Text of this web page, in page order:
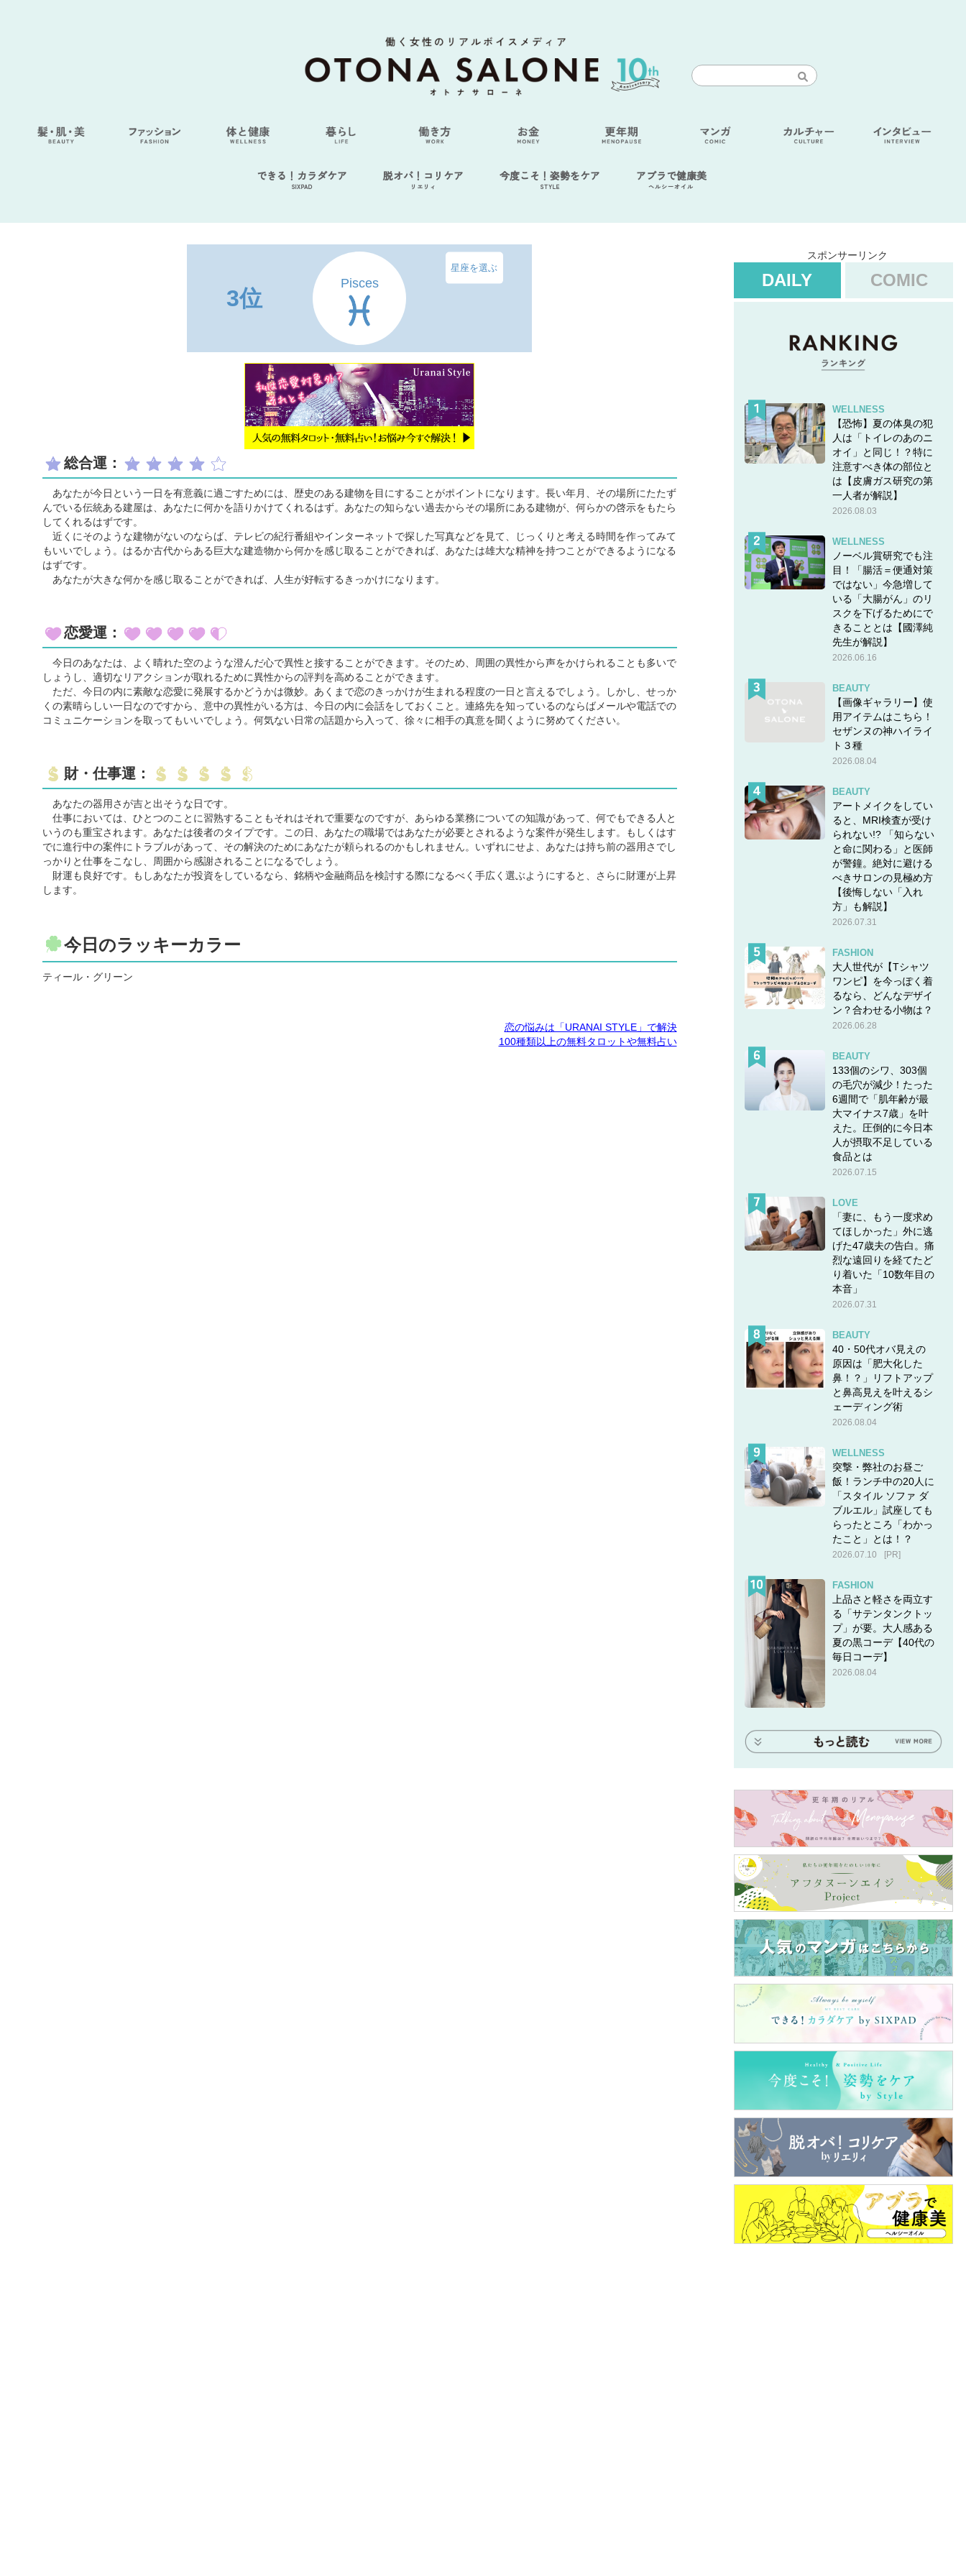
できる！カラダケア
SIXPAD
脱オバ！コリケア
リエリィ
今度こそ！姿勢をケア
STYLE
アブラで健康美
ヘルシーオイル
3位
Pisces
星座を選ぶ
総合運：
あなたが今日という一日を有意義に過ごすためには、歴史のある建物を目にすることがポイントになります。長い年月、その場所にたたず
んでいる伝統ある建屋は、あなたに何かを語りかけてくれるはず。あなたの知らない過去からその場所にある建物が、何らかの啓示をもたら
してくれるはずです。
近くにそのような建物がないのならば、テレビの紀行番組やインターネットで探した写真などを見て、じっくりと考える時間を作ってみて
もいいでしょう。はるか古代からある巨大な建造物から何かを感じ取ることができれば、あなたは雄大な精神を持つことができるようになる
はずです。
あなたが大きな何かを感じ取ることができれば、人生が好転するきっかけになります。
恋愛運：
今日のあなたは、よく晴れた空のような澄んだ心で異性と接することができます。そのため、周囲の異性から声をかけられることも多いで
しょうし、適切なリアクションが取れるために異性からの評判を高めることができます。
ただ、今日の内に素敵な恋愛に発展するかどうかは微妙。あくまで恋のきっかけが生まれる程度の一日と言えるでしょう。しかし、せっか
くの素晴らしい一日なのですから、意中の異性がいる方は、今日の内に会話をしておくこと。連絡先を知っているのならばメールや電話での
コミュニケーションを取ってもいいでしょう。何気ない日常の話題から入って、徐々に相手の真意を聞くように努めてください。
財・仕事運：
あなたの器用さが吉と出そうな日です。
仕事においては、ひとつのことに習熟することもそれはそれで重要なのですが、あらゆる業務についての知識があって、何でもできる人と
いうのも重宝されます。あなたは後者のタイプです。この日、あなたの職場ではあなたが必要とされるような案件が発生します。もしくはす
でに進行中の案件にトラブルがあって、その解決のためにあなたが頼られるのかもしれません。いずれにせよ、あなたは持ち前の器用さでし
っかりと仕事をこなし、周囲から感謝されることになるでしょう。
財運も良好です。もしあなたが投資をしているなら、銘柄や金融商品を検討する際になるべく手広く選ぶようにすると、さらに財運が上昇
します。
今日のラッキーカラー
ティール・グリーン
恋の悩みは「URANAI STYLE」で解決
100種類以上の無料タロットや無料占い
スポンサーリンク
DAILY COMIC
WELLNESS
【恐怖】夏の体臭の犯
人は「トイレのあのニ
オイ」と同じ！？特に
注意すべき体の部位と
は【皮膚ガス研究の第
一人者が解説】
2026.08.03
WELLNESS
ノーベル賞研究でも注
目！「腸活＝便通対策
ではない」今急増して
いる「大腸がん」のリ
スクを下げるためにで
きることとは【國澤純
先生が解説】
2026.06.16
BEAUTY
【画像ギャラリー】使
用アイテムはこちら！
セザンヌの神ハイライ
ト３種
2026.08.04
BEAUTY
アートメイクをしてい
ると、MRI検査が受け
られない!? 「知らない
と命に関わる」と医師
が警鐘。絶対に避ける
べきサロンの見極め方
【後悔しない「入れ
方」も解説】
2026.07.31
FASHION
大人世代が【Tシャツ
ワンピ】を今っぽく着
るなら、どんなデザイ
ン？合わせる小物は？
2026.06.28
BEAUTY
133個のシワ、303個
の毛穴が減少！たった
6週間で「肌年齢が最
大マイナス7歳」を叶
えた。圧倒的に今日本
人が摂取不足している
食品とは
2026.07.15
LOVE
「妻に、もう一度求め
てほしかった」外に逃
げた47歳夫の告白。痛
烈な遠回りを経てたど
り着いた「10数年目の
本音」
2026.07.31
BEAUTY
40・50代オバ見えの
原因は「肥大化した
鼻！？」リフトアップ
と鼻高見えを叶えるシ
ェーディング術
2026.08.04
WELLNESS
突撃・弊社のお昼ご
飯！ランチ中の20人に
「スタイル ソファ ダ
ブルエル」試座しても
らったところ「わかっ
たこと」とは！？
2026.07.10 [PR]
FASHION
上品さと軽さを両立す
る「サテンタンクトッ
プ」が要。大人感ある
夏の黒コーデ【40代の
毎日コーデ】
2026.08.04